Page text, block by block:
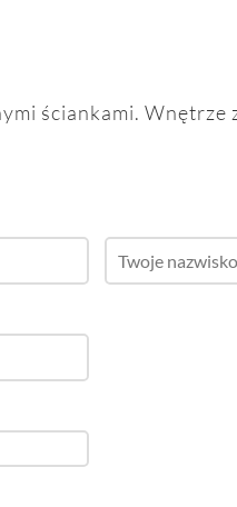
ściankami. Wnętrze